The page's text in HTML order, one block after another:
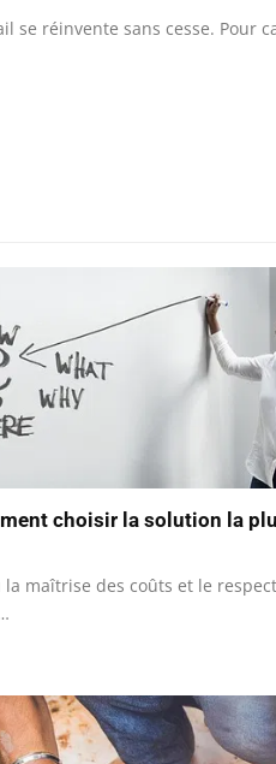
se réinvente sans cesse. Pour
choisir la solution la
maîtrise des coûts et le